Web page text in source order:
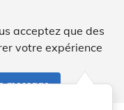
acceptez que des
votre expérience
message